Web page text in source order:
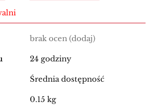
brak ocen (dodaj)
24 godziny
Średnia dostępność
0.15 kg